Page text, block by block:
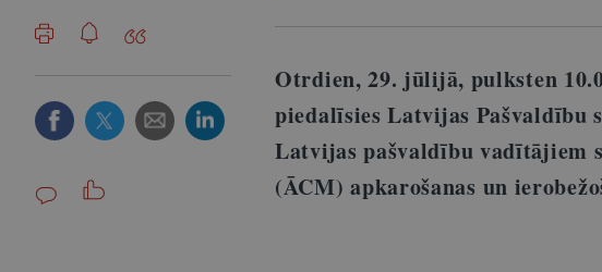
Otrdien, 29. jūlijā, pulksten
piedalīsies Latvijas Pašvaldību
Latvijas pašvaldību vadītājiem
(ĀCM) apkarošanas un